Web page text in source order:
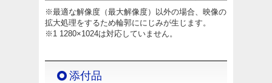
※最適な解像度（最大解像度）以外の場合、映像の
拡大処理をするため輪郭ににじみが生じます。
※1 1280×1024は対応していません。
添付品